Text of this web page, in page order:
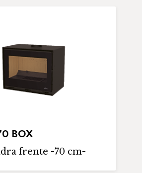
BOX
frente -70 cm-